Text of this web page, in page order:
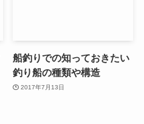
船釣りでの知っておきたい
釣り船の種類や構造
2017年7月13日